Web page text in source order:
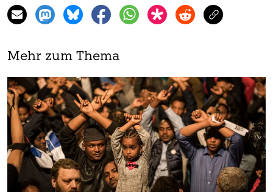
Mehr zum Thema